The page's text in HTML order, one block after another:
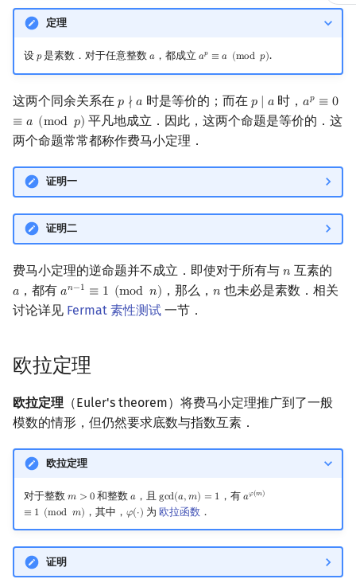
镜像站列表
致谢
Dev-C++
CLion
Geany
Xcode
GUIDE
Sublime Text
CP Editor
Code::Blocks
Special Judge
Testlib
Polygon
OJ 工具
LaTeX 入门
Git
文件操作
Lambda 表达式
pb_ds
编译优化
Java 速成
Java 进阶
归并排序
堆排序
桶排序
希尔排序
锦标赛排序
Tim 排序
排序相关 STL
排序应用
前缀和 & 差分
二分
倍增
构造
IDA*
回溯法
Dancing Links
Alpha–Beta 剪枝
优化
状压 DP
数位 DP
插头 DP
计数 DP
动态 DP
概率 DP
DP 套 DP
DP 优化
Boyer–Moore 算法
Z 函数（扩展 KMP）
AC 自动机
后缀数组 (SA)
后缀自动机 (SAM)
后缀平衡树
广义后缀自动机
后缀树
回文树
序列自动机
Main–Lorentz 算法
参考资料与注释
多项式多点求值|快速插值
多项式初等函数
常系数齐次线性递推
多项式平移|连续点值平移
符号化方法
Lagrange 反演
形式幂级数复合|复合逆
普通生成函数
贝尔数
伯努利数
Entringer Number
Eulerian Number
分拆数
范德蒙德卷积
Pólya 计数
图论计数
线性基
线性映射
特征多项式
对角化
Jordan标准型
块状数据结构
单调栈
单调队列
ST 表
树状数组
线段树
划分树
二叉搜索树 & 平衡树
AVL 树
红黑树
左偏红黑树
AA 树
可持久化数据结构
树套树
析合树
PQ 树
虚树
树分治
动态树分治
AHU 算法
树哈希
树上随机游走
拓扑排序
最短路问题
生成树问题
斯坦纳树
拆点
连通性相关
环计数问题
最小环
欧拉图
哈密顿图
图的着色
扫描线
旋转卡壳
半平面交
平面最近点对
随机增量法
反演变换
计算几何杂项
有限状态自动机
计算理论基础
字节顺序
约瑟夫问题
表达式求值
在一台机器上规划任务
主元素问题
Garsia–Wachs 算法
Kahan 求和
珂朵莉树/颜色段均摊
定理
设𝑝
p是素数．对于任意整数 𝑎
a，都成立 𝑎𝑝 ≡ 𝑎 (mod 𝑝)
ap ≡a(modp) .
这两个同余关系在 𝑝 ∤ 𝑎
p ∤ a 时是等价的；而在 𝑝 ∣ 𝑎
p a 时，𝑎𝑝 ≡ 0
≡ 𝑎 (mod 𝑝)
ap ≡0≡
平凡地成立．因此，这两个命题是等价的．这
两个命题常常都称作费马小定理．
证明一
证明二
费马小定理的逆命题并不成立．即使对于所有与 𝑛
n 互素的
𝑎
a ，都有𝑎𝑛−1 ≡ 1 (mod 𝑛)
an−1 ≡1 modn) ，那么，𝑛
n 也未必是素数．相关
讨论详见 Fermat 素性测试 一节．
欧拉定理
欧拉定理 （Euler's theorem）将费马小定理推广到了一般
模数的情形，但仍然要求底数与指数互素．
欧拉定理
对于整数 𝑚 > 0
m>0 和整数𝑎
a ，且gcd(𝑎,𝑚) = 1
gcd(a, m)= 1 ，有 𝑎𝜑(𝑚)
≡ 1 (mod 𝑚)
aφ(m
，其中， 𝜑(⋅)
φ(⋅) 为 欧拉函数 ．
证明